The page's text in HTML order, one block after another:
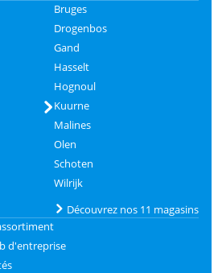
Bruges
Drogenbos
Gand
Hasselt
Hognoul
Kuurne
Malines
Olen
Schoten
Wilrijk
Découvrez nos 11 magasins
d'entreprise